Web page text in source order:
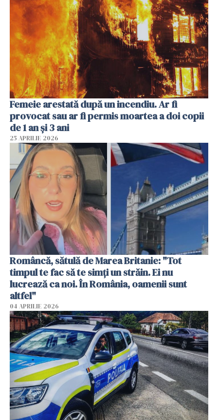
Femeie arestată după un incendiu. Ar fi
provocat sau ar fi permis moartea a doi copii
de 1 an și 3 ani
25 APRILIE 2026
Româncă, sătulă de Marea Britanie: "Tot
timpul te fac să te simți un străin. Ei nu
lucrează ca noi. În România, oamenii sunt
altfel"
04 APRILIE 2026